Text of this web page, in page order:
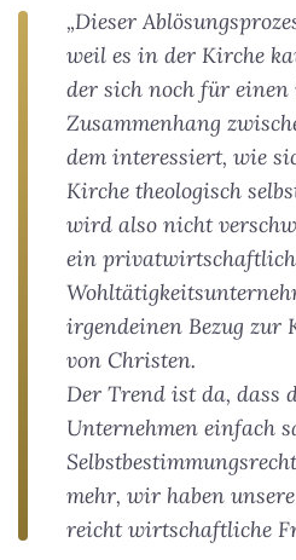
„Dieser
weil es in der Kirche
der sich noch für
Zusammenhang
dem interessiert, wie
Kirche theologisch
wird also nicht
ein
irgendeinen Bezug zur
von Christen.
Der Trend ist da, dass
Unternehmen einfach
mehr, wir haben
reicht wirtschaftliche